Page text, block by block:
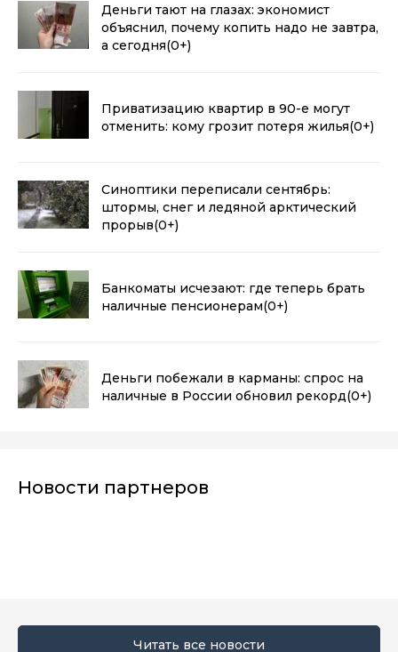
Деньги тают на глазах: экономист
объяснил, почему копить надо не завтра,
а сегодня(0+)
Приватизацию квартир в 90-е могут
отменить: кому грозит потеря жилья(0+)
Синоптики переписали сентябрь:
штормы, снег и ледяной арктический
прорыв(0+)
Банкоматы исчезают: где теперь брать
наличные пенсионерам(0+)
Деньги побежали в карманы: спрос на
наличные в России обновил рекорд(0+)
Новости партнеров
Читать все новости